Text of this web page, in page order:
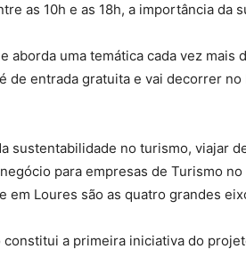
as 10h e as 18h, a importância da
aborda uma temática cada vez
de entrada gratuita e vai decorrer
sustentabilidade no turismo, viajar
para empresas de Turismo
em Loures são as quatro grandes
a primeira iniciativa do